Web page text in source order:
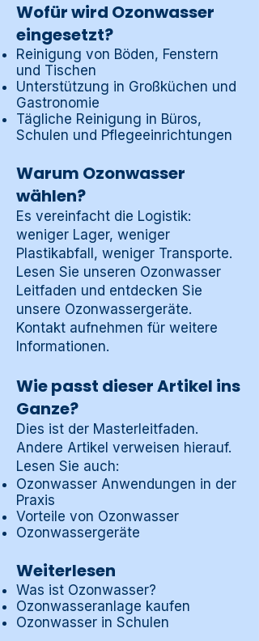
Wofür wird Ozonwasser
eingesetzt?
Reinigung von Böden, Fenstern
und Tischen
Unterstützung in Großküchen und
Gastronomie
Tägliche Reinigung in Büros,
Schulen und Pflegeeinrichtungen
Warum Ozonwasser
wählen?
Es vereinfacht die Logistik:
weniger Lager, weniger
Plastikabfall, weniger Transporte.
Lesen Sie unseren Ozonwasser
Leitfaden und entdecken Sie
unsere Ozonwassergeräte.
Kontakt aufnehmen für weitere
Informationen.
Wie passt dieser Artikel ins
Ganze?
Dies ist der Masterleitfaden.
Andere Artikel verweisen hierauf.
Lesen Sie auch:
Ozonwasser Anwendungen in der
Praxis
Vorteile von Ozonwasser
Ozonwassergeräte
Weiterlesen
Was ist Ozonwasser?
Ozonwasseranlage kaufen
Ozonwasser in Schulen